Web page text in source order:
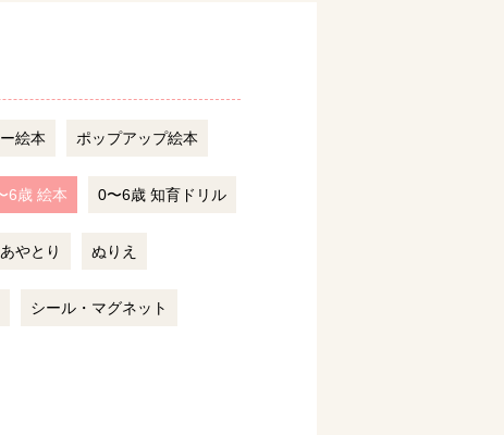
絵本 ポップアップ絵本
6歳 絵本 0〜6歳 知育ドリル
やとり ぬりえ
シール・マグネット